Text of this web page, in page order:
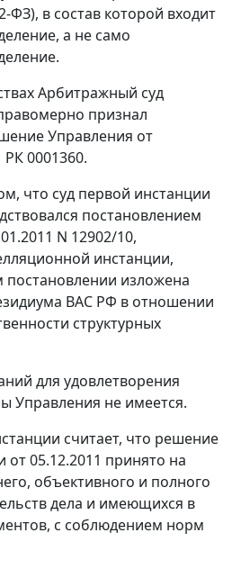
ФЗ), в состав которой входит
а не само
Арбитражный суд
признал
Управления от
РК 0001360.
что суд первой инстанции
постановлением
N 12902/10,
инстанции,
постановлении изложена
ВАС РФ в отношении
структурных
для удовлетворения
Управления не имеется.
считает, что решение
от 05.12.2011 принято на
объективного и полного
дела и имеющихся в
с соблюдением норм